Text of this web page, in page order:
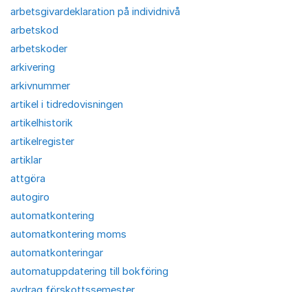
arbetsgivardeklaration på individnivå
arbetskod
arbetskoder
arkivering
arkivnummer
artikel i tidredovisningen
artikelhistorik
artikelregister
artiklar
attgöra
autogiro
automatkontering
automatkontering moms
automatkonteringar
automatuppdatering till bokföring